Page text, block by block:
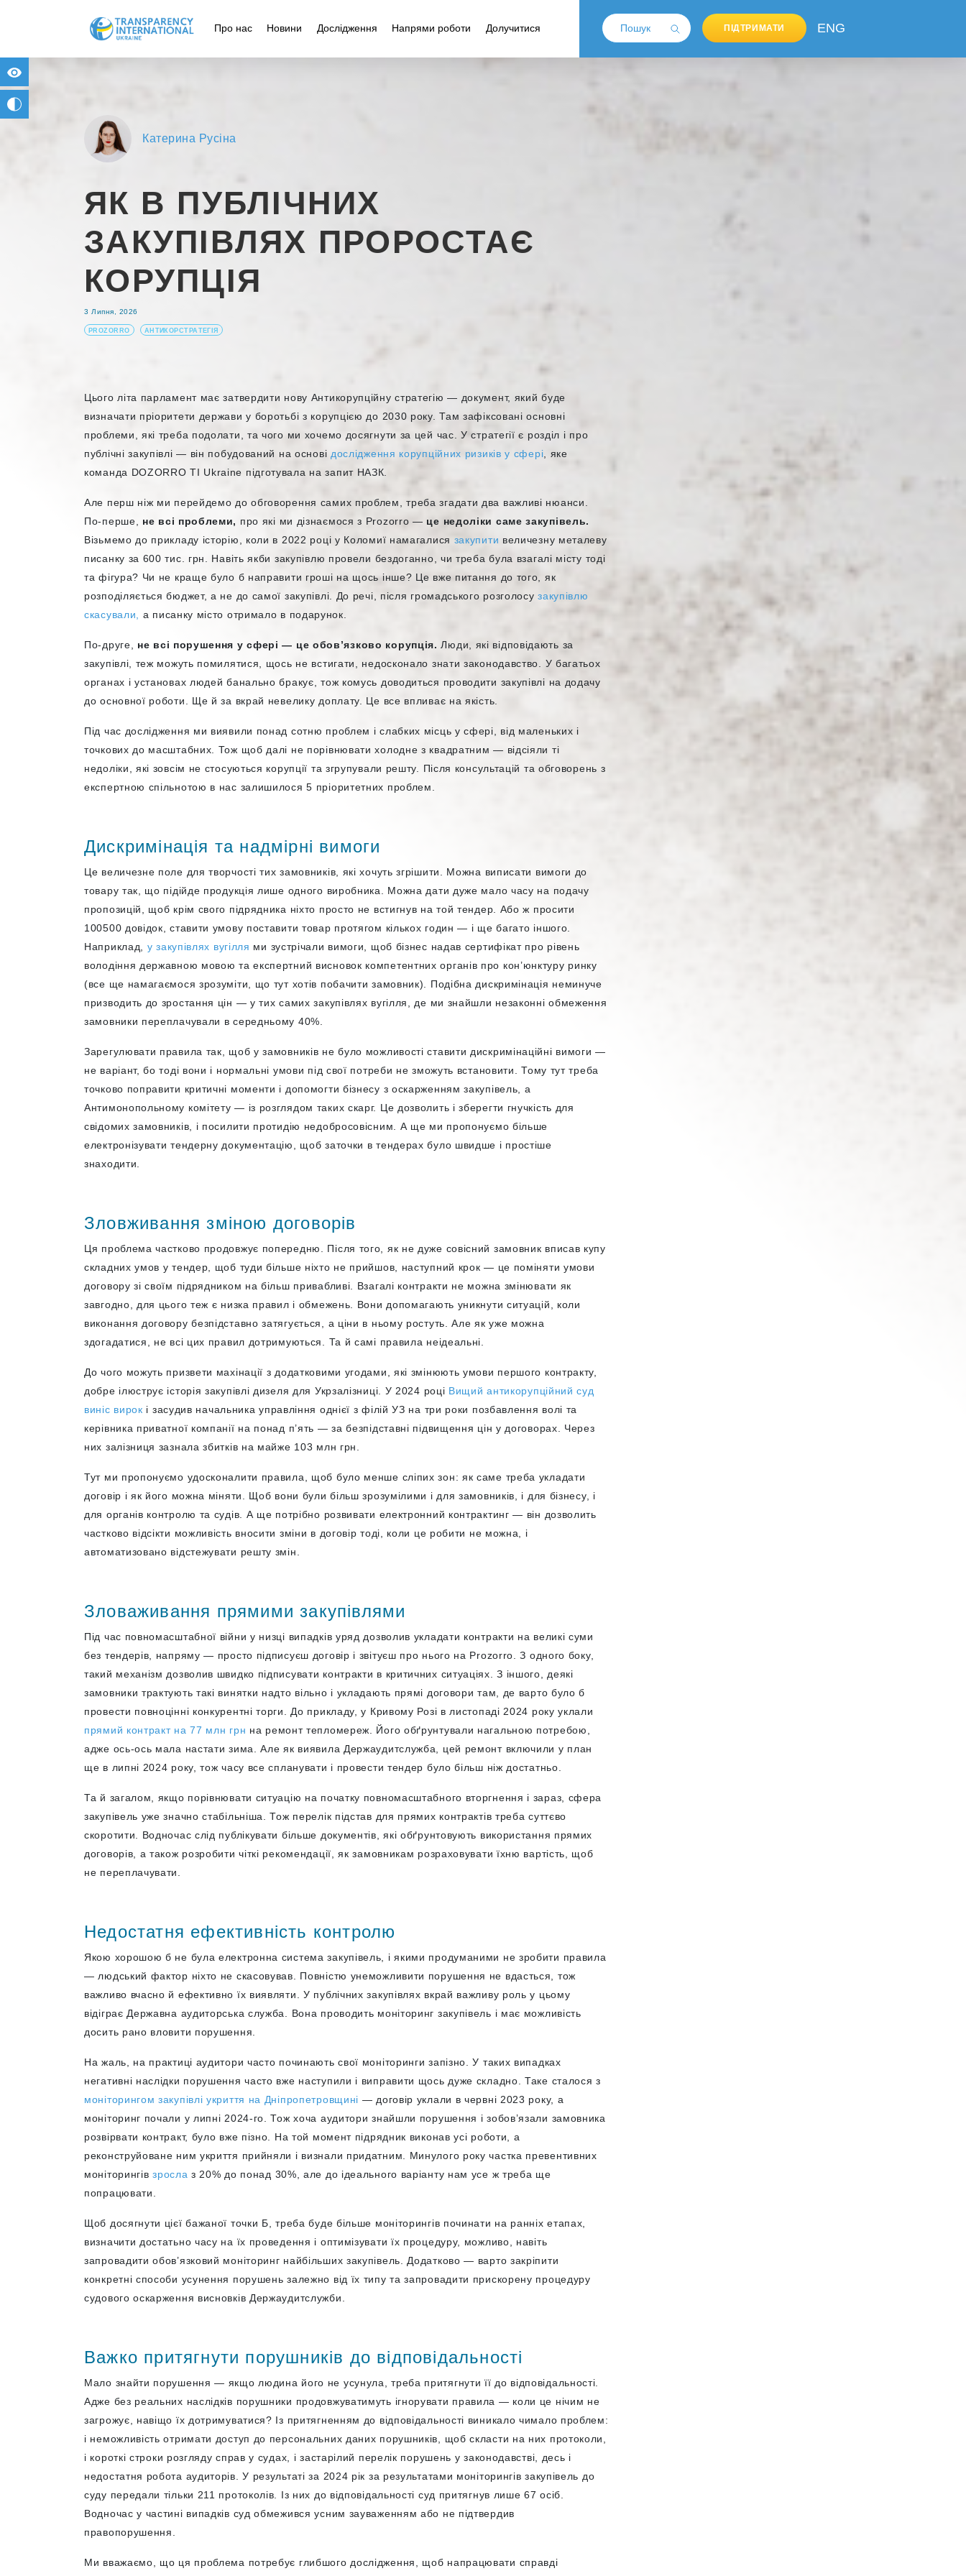
Про нас Новини Дослідження Напрями роботи Долучитися ПІДТРИМАТИ ENG
Катерина Русіна
ЯК В ПУБЛІЧНИХ
ЗАКУПІВЛЯХ ПРОРОСТАЄ
КОРУПЦІЯ
3 Липня, 2026
PROZORRO АНТИКОРСТРАТЕГІЯ
Цього літа парламент має затвердити нову Антикорупційну стратегію — документ, який буде
визначати пріоритети держави у боротьбі з корупцією до 2030 року. Там зафіксовані основні
проблеми, які треба подолати, та чого ми хочемо досягнути за цей час. У стратегії є розділ і про
публічні закупівлі — він побудований на основі дослідження корупційних ризиків у сфері , яке
команда DOZORRO TI Ukraine підготувала на запит НАЗК.
Але перш ніж ми перейдемо до обговорення самих проблем, треба згадати два важливі нюанси.
По-перше, не всі проблеми, про які ми дізнаємося з Prozorro — це недоліки саме закупівель.
Візьмемо до прикладу історію, коли в 2022 році у Коломиї намагалися закупити величезну металеву
писанку за 600 тис. грн. Навіть якби закупівлю провели бездоганно, чи треба була взагалі місту тоді
та фігура? Чи не краще було б направити гроші на щось інше? Це вже питання до того, як
розподіляється бюджет, а не до самої закупівлі. До речі, після громадського розголосузакупівлю
скасували,
а писанку місто отримало в подарунок.
По-друге, не всі порушення у сфері — це обов’язково корупція.Люди, які відповідають за
закупівлі, теж можуть помилятися, щось не встигати, недосконало знати законодавство. У багатьох
органах і установах людей банально бракує, тож комусь доводиться проводити закупівлі на додачу
до основної роботи. Ще й за вкрай невелику доплату. Це все впливає на якість.
Під час дослідження ми виявили понад сотню проблем і слабких місць у сфері, від маленьких і
точкових до масштабних. Тож щоб далі не порівнювати холодне з квадратним — відсіяли ті
недоліки, які зовсім не стосуються корупції та згрупували решту. Після консультацій та обговорень з
експертною спільнотою в нас залишилося 5 пріоритетних проблем.
Дискримінація та надмірні вимоги
Це величезне поле для творчості тих замовників, які хочуть згрішити. Можна виписати вимоги до
товару так, що підійде продукція лише одного виробника. Можна дати дуже мало часу на подачу
пропозицій, щоб крім свого підрядника ніхто просто не встигнув на той тендер. Або ж просити
100500 довідок, ставити умову поставити товар протягом кількох годин — і ще багато іншого.
Наприклад, у закупівлях вугілля ми зустрічали вимоги, щоб бізнес надав сертифікат про рівень
володіння державною мовою та експертний висновок компетентних органів про кон’юнктуру ринку
(все ще намагаємося зрозуміти, що тут хотів побачити замовник). Подібна дискримінація неминуче
призводить до зростання цін — у тих самих закупівлях вугілля, де ми знайшли незаконні обмеження
замовники переплачували в середньому 40%.
Зарегулювати правила так, щоб у замовників не було можливості ставити дискримінаційні вимоги —
не варіант, бо тоді вони і нормальні умови під свої потреби не зможуть встановити. Тому тут треба
точково поправити критичні моменти і допомогти бізнесу з оскарженням закупівель, а
Антимонопольному комітету — із розглядом таких скарг. Це дозволить і зберегти гнучкість для
свідомих замовників, і посилити протидію недобросовісним. А ще ми пропонуємо більше
електронізувати тендерну документацію, щоб заточки в тендерах було швидше і простіше
знаходити.
Зловживання зміною договорів
Ця проблема частково продовжує попередню. Після того, як не дуже совісний замовник вписав купу
складних умов у тендер, щоб туди більше ніхто не прийшов, наступний крок — це поміняти умови
договору зі своїм підрядником на більш привабливі. Взагалі контракти не можна змінювати як
завгодно, для цього теж є низка правил і обмежень. Вони допомагають уникнути ситуацій, коли
виконання договору безпідставно затягується, а ціни в ньому ростуть. Але як уже можна
здогадатися, не всі цих правил дотримуються. Та й самі правила неідеальні.
До чого можуть призвети махінації з додатковими угодами, які змінюють умови першого контракту,
добре ілюструє історія закупівлі дизеля для Укрзалізниці. У 2024 році Вищий антикорупційний суд
виніс вирок і засудив начальника управління однієї з філій УЗ на три роки позбавлення волі та
керівника приватної компанії на понад п’ять — за безпідставні підвищення цін у договорах. Через
них залізниця зазнала збитків на майже 103 млн грн.
Тут ми пропонуємо удосконалити правила, щоб було менше сліпих зон: як саме треба укладати
договір і як його можна міняти. Щоб вони були більш зрозумілими і для замовників, і для бізнесу, і
для органів контролю та судів. А ще потрібно розвивати електронний контрактинг — він дозволить
частково відсікти можливість вносити зміни в договір тоді, коли це робити не можна, і
автоматизовано відстежувати решту змін.
Зловаживання прямими закупівлями
Під час повномасштабної війни у низці випадків уряд дозволив укладати контракти на великі суми
без тендерів, напряму — просто підписуєш договір і звітуєш про нього на Prozorro. З одного боку,
такий механізм дозволив швидко підписувати контракти в критичних ситуаціях. З іншого, деякі
замовники трактують такі винятки надто вільно і укладають прямі договори там, де варто було б
провести повноцінні конкурентні торги. До прикладу, у Кривому Розі в листопаді 2024 року уклали
прямий контракт на 77 млн грн на ремонт тепломереж. Його обґрунтували нагальною потребою,
адже ось-ось мала настати зима. Але як виявила Держаудитслужба, цей ремонт включили у план
ще в липні 2024 року, тож часу все спланувати і провести тендер було більш ніж достатньо.
Та й загалом, якщо порівнювати ситуацію на початку повномасштабного вторгнення і зараз, сфера
закупівель уже значно стабільніша. Тож перелік підстав для прямих контрактів треба суттєво
скоротити. Водночас слід публікувати більше документів, які обґрунтовують використання прямих
договорів, а також розробити чіткі рекомендації, як замовникам розраховувати їхню вартість, щоб
не переплачувати.
Недостатня ефективність контролю
Якою хорошою б не була електронна система закупівель, і якими продуманими не зробити правила
— людський фактор ніхто не скасовував. Повністю унеможливити порушення не вдасться, тож
важливо вчасно й ефективно їх виявляти. У публічних закупівлях вкрай важливу роль у цьому
відіграє Державна аудиторська служба. Вона проводить моніторинг закупівель і має можливість
досить рано вловити порушення.
На жаль, на практиці аудитори часто починають свої моніторинги запізно. У таких випадках
негативні наслідки порушення часто вже наступили і виправити щось дуже складно. Таке сталося з
моніторингом закупівлі укриття на Дніпропетровщині — договір уклали в червні 2023 року, а
моніторинг почали у липні 2024-го. Тож хоча аудитори знайшли порушення і зобов’язали замовника
розвірвати контракт, було вже пізно. На той момент підрядник виконав усі роботи, а
реконструйоване ним укриття прийняли і визнали придатним. Минулого року частка превентивних
моніторингівзросла з 20% до понад 30%, але до ідеального варіанту нам усе ж треба ще
попрацювати.
Щоб досягнути цієї бажаної точки Б, треба буде більше моніторингів починати на ранніх етапах,
визначити достатьно часу на їх проведення і оптимізувати їх процедуру, можливо, навіть
запровадити обов’язковий моніторинг найбільших закупівель. Додатково — варто закріпити
конкретні способи усунення порушень залежно від їх типу та запровадити прискорену процедуру
судового оскарження висновків Держаудитслужби.
Важко притягнути порушників до відповідальності
Мало знайти порушення — якщо людина його не усунула, треба притягнути її до відповідальності.
Адже без реальних наслідків порушники продовжуватимуть ігнорувати правила — коли це нічим не
загрожує, навіщо їх дотримуватися? Із притягненням до відповідальності виникало чимало проблем:
і неможливість отримати доступ до персональних даних порушників, щоб скласти на них протоколи,
і короткі строки розгляду справ у судах, і застарілий перелік порушень у законодавстві, десь і
недостатня робота аудиторів. У результаті за 2024 рік за результатами моніторингів закупівель до
суду передали тільки 211 протоколів. Із них до відповідальності суд притягнув лише 67 осіб.
Водночас у частині випадків суд обмежився усним зауваженням або не підтвердив
правопорушення.
Ми вважаємо, що ця проблема потребує глибшого дослідження, щоб напрацювати справді